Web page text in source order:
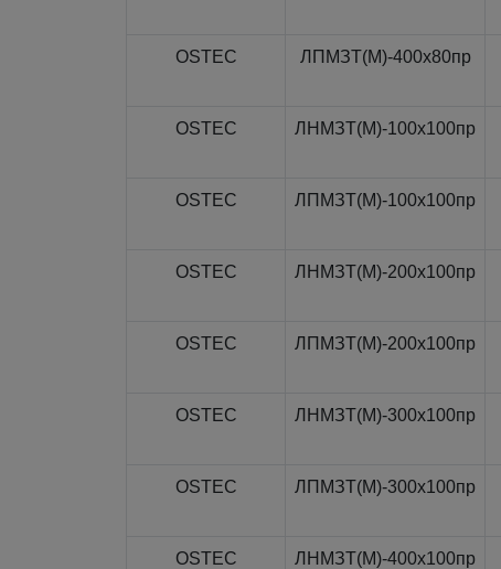
OSTEC ЛПМЗТ(М)-400x80пр
OSTEC ЛНМЗТ(М)-100x100пр
OSTEC ЛПМЗТ(М)-100x100пр
OSTEC ЛНМЗТ(М)-200x100пр
OSTEC ЛПМЗТ(М)-200x100пр
OSTEC ЛНМЗТ(М)-300x100пр
OSTEC ЛПМЗТ(М)-300x100пр
OSTEC ЛНМЗТ(М)-400x100пр